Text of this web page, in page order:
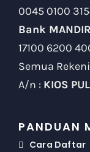
0045 0100
Bank
17100 6200
Semua
A/n : KIOS
PANDUAN
Cara Daftar